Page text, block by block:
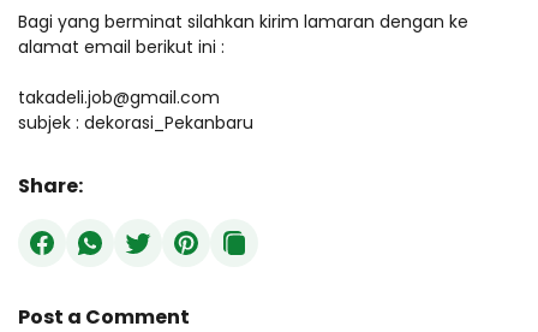
Bagi yang berminat silahkan kirim lamaran dengan ke
alamat email berikut ini :
takadeli.job@gmail.com
subjek : dekorasi_Pekanbaru
Share:
Post a Comment